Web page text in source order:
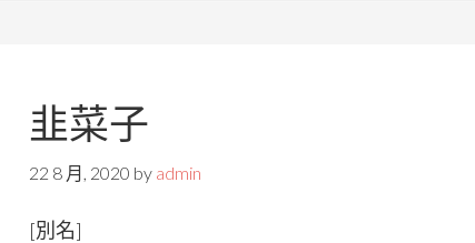
韭菜子
22 8 月, 2020 by admin
[別名]